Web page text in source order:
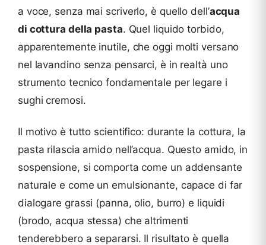
a voce, senza mai scriverlo, è quello dell’acqua
di cottura della pasta. Quel liquido torbido,
apparentemente inutile, che oggi molti versano
nel lavandino senza pensarci, è in realtà uno
strumento tecnico fondamentale per legare i
sughi cremosi.
Il motivo è tutto scientifico: durante la cottura, la
pasta rilascia amido nell’acqua. Questo amido, in
sospensione, si comporta come un addensante
naturale e come un emulsionante, capace di far
dialogare grassi (panna, olio, burro) e liquidi
(brodo, acqua stessa) che altrimenti
tenderebbero a separarsi. Il risultato è quella